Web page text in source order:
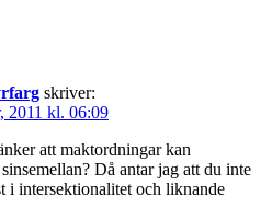
skriver:
2011 kl. 06:09
att maktordningar kan
Då antar jag att du inte
i intersektionalitet och liknande